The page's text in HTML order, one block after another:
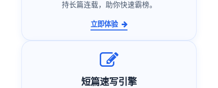
持长篇连载，助你快速霸榜。
立即体验
短篇速写引擎